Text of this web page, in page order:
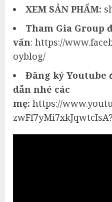
XEM SẢN PHẨM:
Tham Gia Group
vấn: https://
oyblog/
Đăng ký Youtube
dẫn nhé các
mẹ: https://